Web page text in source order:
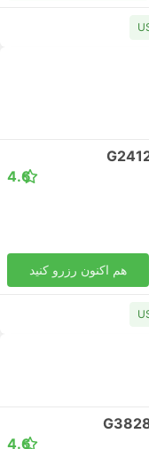
4.6
هم اکنون رزرو کنید
4.6